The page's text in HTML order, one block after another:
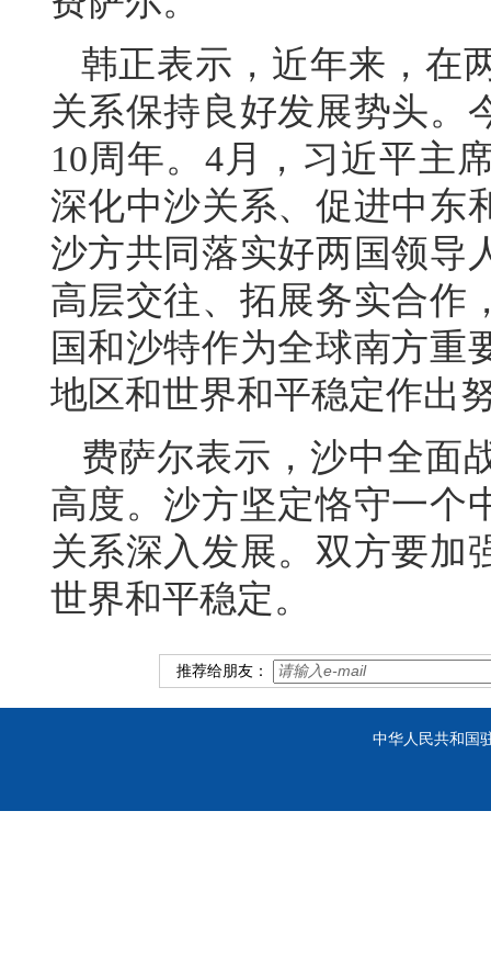
韩正表示，近年来，在
关系保持良好发展势头。
10周年。4月，习近平主
深化中沙关系、促进中东
沙方共同落实好两国领导
高层交往、拓展务实合作
国和沙特作为全球南方重
地区和世界和平稳定作出
费萨尔表示，沙中全面
高度。沙方坚定恪守一个
关系深入发展。双方要加
世界和平稳定。
推荐给朋友：
中华人民共和国